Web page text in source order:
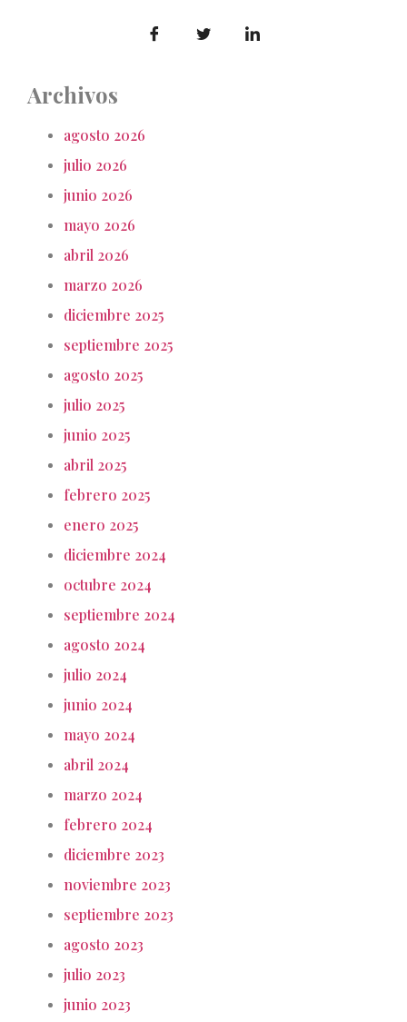
Archivos
agosto 2026
julio 2026
junio 2026
mayo 2026
abril 2026
marzo 2026
diciembre 2025
septiembre 2025
agosto 2025
julio 2025
junio 2025
abril 2025
febrero 2025
enero 2025
diciembre 2024
octubre 2024
septiembre 2024
agosto 2024
julio 2024
junio 2024
mayo 2024
abril 2024
marzo 2024
febrero 2024
diciembre 2023
noviembre 2023
septiembre 2023
agosto 2023
julio 2023
junio 2023